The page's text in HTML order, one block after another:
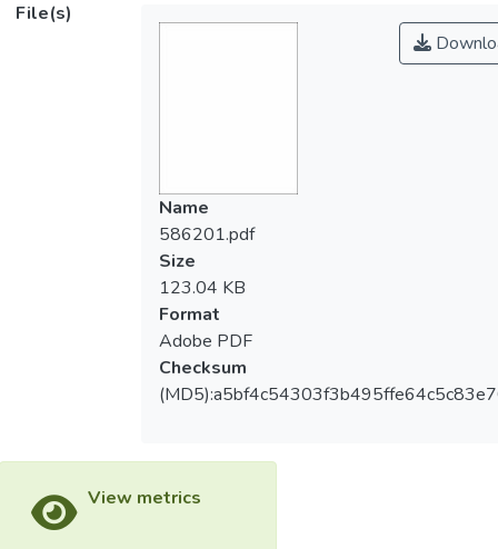
File(s)
Name
586201.pdf
Size
123.04 KB
Format
Adobe PDF
Checksum
View metrics